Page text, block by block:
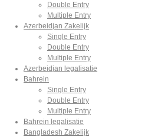
Double Entry
Multiple Entry
Azerbeidjan Zakelijk
Single Entry
Double Entry
Multiple Entry
Azerbeidjan legalisatie
Bahrein
Single Entry
Double Entry
Multiple Entry
Bahrein legalisatie
Bangladesh Zakelijk